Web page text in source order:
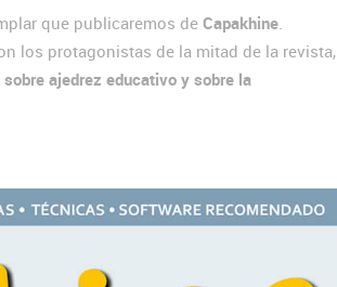
que publicaremos de Capakhine
los protagonistas de la mitad de la revista,
ajedrez educativo y sobre la